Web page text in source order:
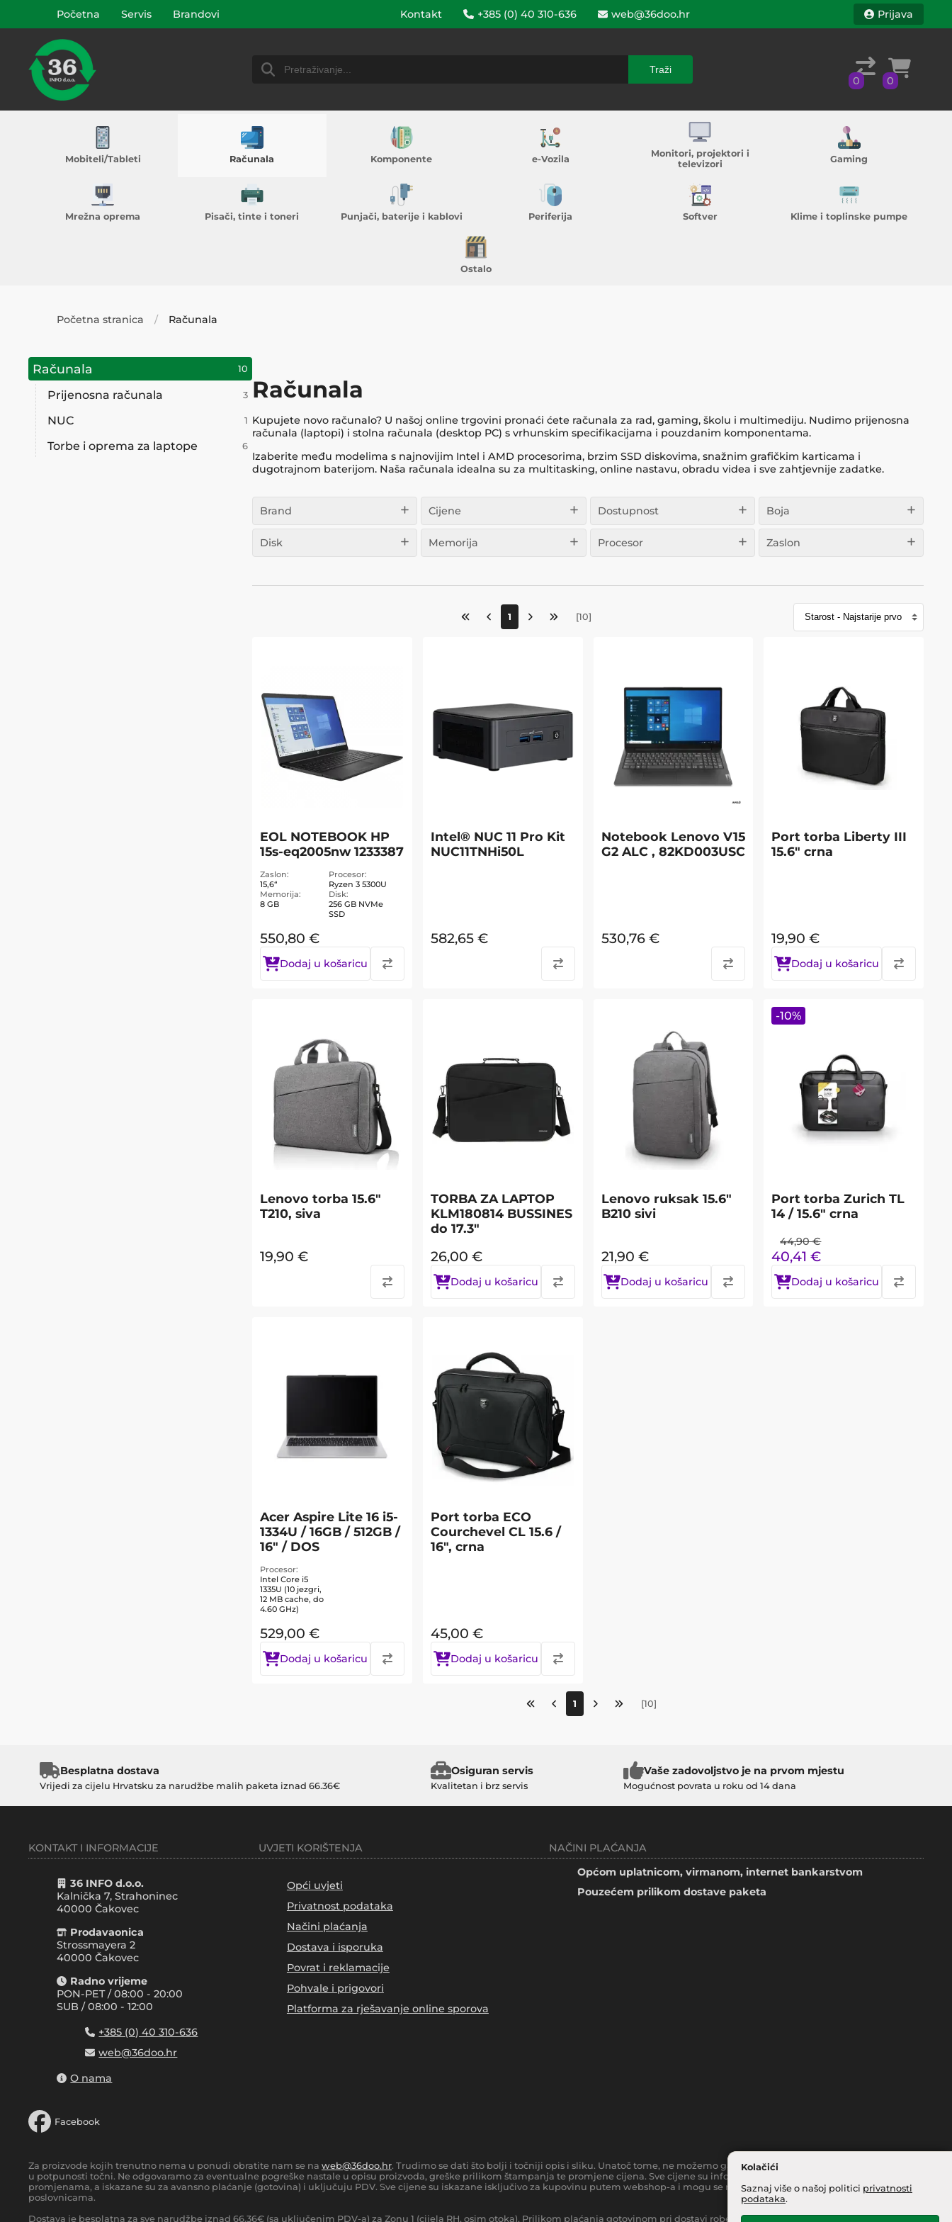
Traži
Početna Servis Brandovi Kontakt +385 (0) 40 310-636 web@36doo.hr Prijava
Traži
0 0
Mobiteli/Tableti Računala Komponente e-Vozila
Monitori, projektori i
televizori
Gaming
Mrežna oprema Pisači, tinte i toneri Punjači, baterije i kablovi Periferija Softver Klime i toplinske pumpe
Ostalo
Kolačići
Saznaj više o našoj politici privatnosti
podataka.
Početna stranica Računala
Računala 10
Prijenosna računala 3
NUC 1
Torbe i oprema za laptope 6
Računala
Kupujete novo računalo? U našoj online trgovini pronaći ćete računala za rad, gaming, školu i multimediju. Nudimo prijenosna
računala (laptopi) i stolna računala (desktop PC) s vrhunskim specifikacijama i pouzdanim komponentama.
Izaberite među modelima s najnovijim Intel i AMD procesorima, brzim SSD diskovima, snažnim grafičkim karticama i
dugotrajnom baterijom. Naša računala idealna su za multitasking, online nastavu, obradu videa i sve zahtjevnije zadatke.
Brand Cijene Dostupnost Boja
Disk Memorija Procesor Zaslon
1 [10]
EOL NOTEBOOK HP
15s-eq2005nw 1233387
Zaslon
15,6“
Procesor
Ryzen 3 5300U
Memorija
8 GB
Disk
256 GB NVMe
SSD
550,80 €
Dodaj u košaricu
Intel® NUC 11 Pro Kit
NUC11TNHi50L
582,65 €
Notebook Lenovo V15
G2 ALC , 82KD003USC
530,76 €
Port torba Liberty III
15.6" crna
19,90 €
Dodaj u košaricu
Lenovo torba 15.6"
T210, siva
19,90 €
TORBA ZA LAPTOP
KLM180814 BUSSINES
do 17.3"
26,00 €
Dodaj u košaricu
Lenovo ruksak 15.6"
B210 sivi
21,90 €
Dodaj u košaricu
Port torba Zurich TL
14 / 15.6" crna
44,90 €
40,41 €
Dodaj u košaricu
-10%
Acer Aspire Lite 16 i5-
1334U / 16GB / 512GB /
16" / DOS
Procesor
Intel Core i5
1335U (10 jezgri,
12 MB cache, do
4.60 GHz)
529,00 €
Dodaj u košaricu
Port torba ECO
Courchevel CL 15.6 /
16", crna
45,00 €
Dodaj u košaricu
1 [10]
Besplatna dostava
Vrijedi za cijelu Hrvatsku za narudžbe malih paketa iznad 66.36€
Osiguran servis
Kvalitetan i brz servis
Vaše zadovoljstvo je na prvom mjestu
Mogućnost povrata u roku od 14 dana
KONTAKT I INFORMACIJE
36 INFO d.o.o.
Kalnička 7, Strahoninec
40000 Čakovec
Prodavaonica
Strossmayera 2
40000 Čakovec
Radno vrijeme
PON-PET / 08:00 - 20:00
SUB / 08:00 - 12:00
+385 (0) 40 310-636
web@36doo.hr
O nama
Facebook
UVJETI KORIŠTENJA
Opći uvjeti
Privatnost podataka
Načini plaćanja
Dostava i isporuka
Povrat i reklamacije
Pohvale i prigovori
Platforma za rješavanje online sporova
NAČINI PLAĆANJA
Općom uplatnicom, virmanom, internet bankarstvom
Pouzećem prilikom dostave paketa
Za proizvode kojih trenutno nema u ponudi obratite nam se na web@36doo.hr. Trudimo se dati što bolji i točniji opis i sliku. Unatoč tome, ne možemo garantirati da su svi navedeni podaci i slike
u potpunosti točni. Ne odgovaramo za eventualne pogreške nastale u opisu proizvoda, greške prilikom štampanja te promjene cijena. Sve cijene su informativnog karaktera i podložne su
promjenama, a iskazane su za avansno plaćanje (gotovina) i uključuju PDV. Sve cijene su iskazane isključivo za kupovinu putem webshop-a i mogu se razlikovati od cijena u našim
poslovnicama.
Dostava je besplatna za sve narudžbe iznad 66.36€ (sa uključenim PDV-a) za Zonu 1 (cijela RH, osim otoka). Prilikom plaćanja gotovinom pri dostavi robe na kućnu adresu, moguća je manja